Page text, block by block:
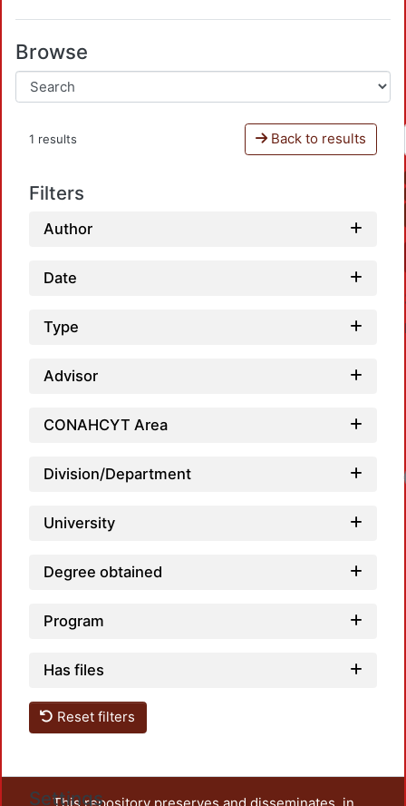
Browse
1 results Back to results
Filters
Author
Date
Type
Advisor
CONAHCYT Area
Division/Department
University
Degree obtained
Program
Has files
Reset filters
Settings